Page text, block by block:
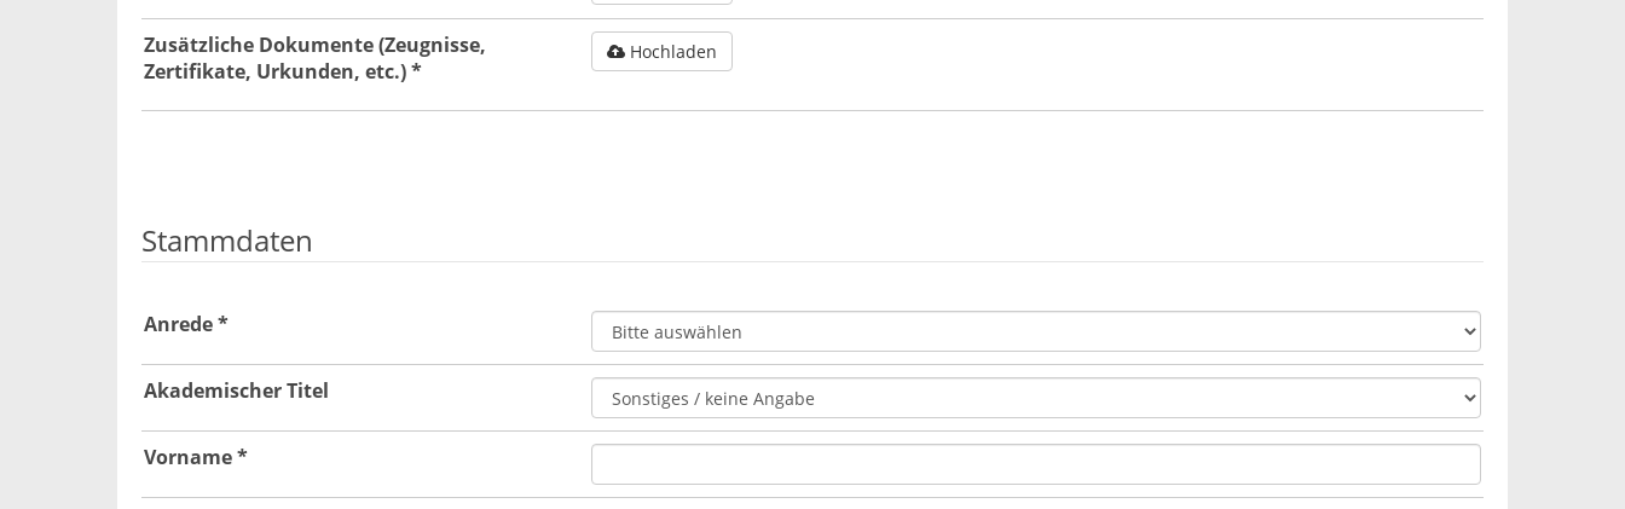
Zusätzliche Dokumente (Zeugnisse,
Zertifikate, Urkunden, etc.) *
Hochladen
Stammdaten
Anrede *
Akademischer Titel
Vorname *